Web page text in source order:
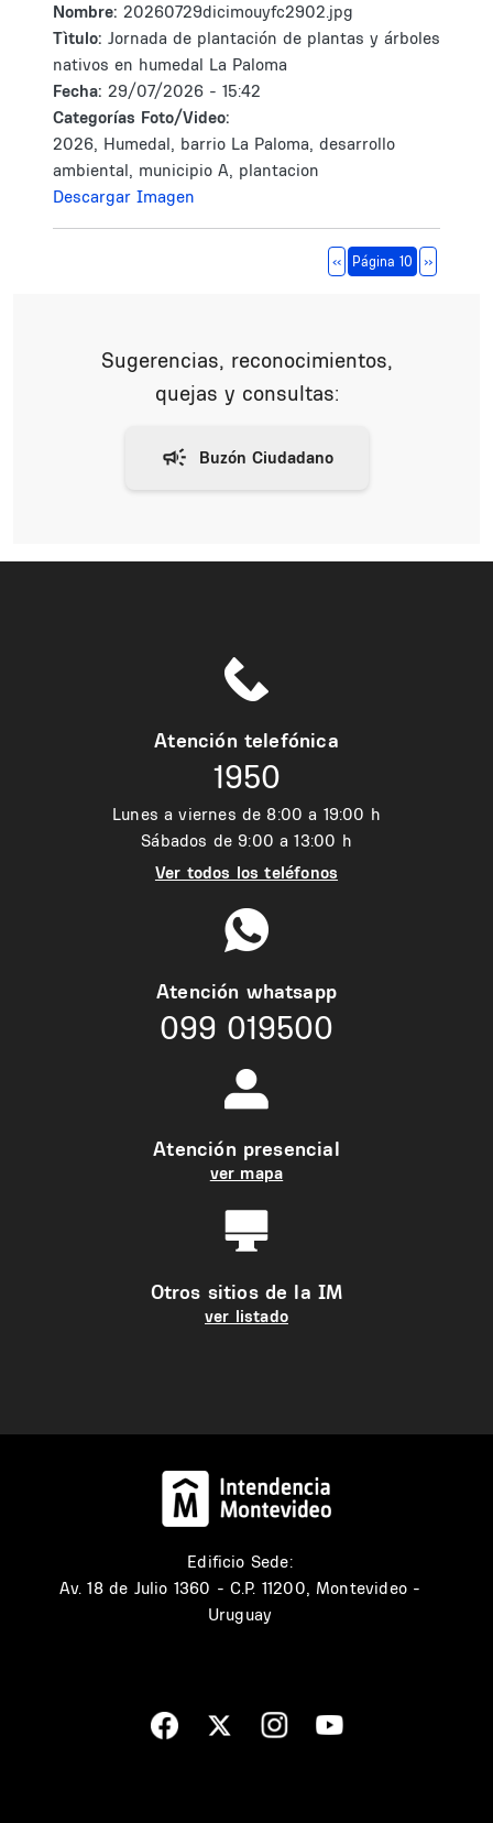
Nombre: 20260729dicimouyfc2902.jpg
Tìtulo: Jornada de plantación de plantas y árboles
nativos en humedal La Paloma
Fecha: 29/07/2026 - 15:42
Categorías Foto/Video:
2026, Humedal, barrio La Paloma, desarrollo
ambiental, municipio A, plantacion
Descargar Imagen
Página anterior
‹‹ Página 10 Siguiente
››
Sugerencias, reconocimientos,
quejas y consultas:
Atención telefónica
1950
Lunes a viernes de 8:00 a 19:00 h
Sábados de 9:00 a 13:00 h
Ver todos los teléfonos
Atención whatsapp
099 019500
Atención presencial
ver mapa
Otros sitios de la IM
ver listado
Edificio Sede:
Av. 18 de Julio 1360 - C.P. 11200, Montevideo -
Uruguay